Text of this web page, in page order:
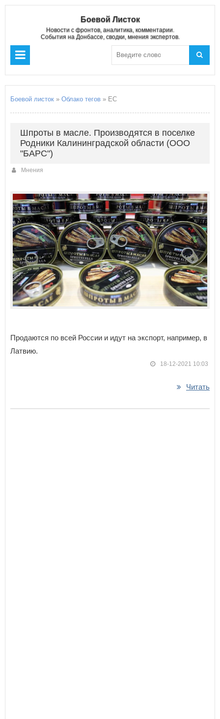
Боевой Листок
Новости с фронтов, аналитика, комментарии.
События на Донбассе, сводки, мнения экспертов.
Боевой листок » Облако тегов » ЕС
Шпроты в масле. Производятся в поселке
Родники Калининградской области (ООО
"БАРС")
Мнения
Продаются по всей России и идут на экспорт, например, в
Латвию.
18-12-2021 10:03
Читать